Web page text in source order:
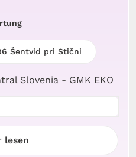
Slovenia - GMK EKO
Šentvid pri Stični
lesen